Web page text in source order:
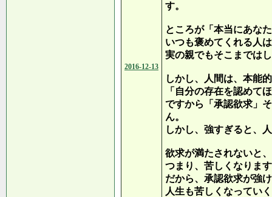
2016-12-13
す。
ところが「本当にあな
いつも褒めてくれる人
実の親でもそこまでは
しかし、人間は、本能
「自分の存在を認めて
ですから「承認欲求」
ん。
しかし、強すぎると、
欲求が満たされないと
つまり、苦しくなりま
だから、承認欲求が強
人生も苦しくなってい